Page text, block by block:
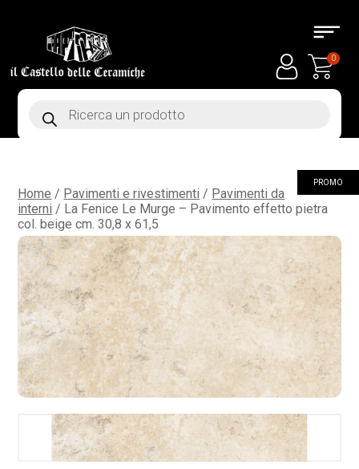
0
Home / Pavimenti e rivestimenti / Pavimenti da
interni / La Fenice Le Murge – Pavimento effetto pietra
col. beige cm. 30,8 x 61,5
PROMO